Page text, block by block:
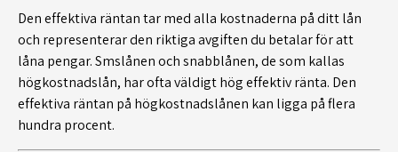
Den effektiva räntan tar med alla kostnaderna på ditt lån
och representerar den riktiga avgiften du betalar för att
låna pengar. Smslånen och snabblånen, de som kallas
högkostnadslån, har ofta väldigt hög effektiv ränta. Den
effektiva räntan på högkostnadslånen kan ligga på flera
hundra procent.